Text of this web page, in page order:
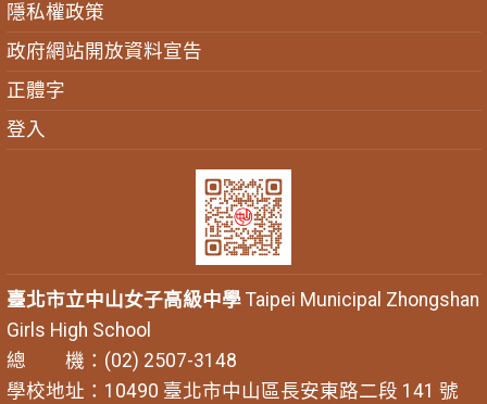
隱私權政策
政府網站開放資料宣告
正體字
登入
臺北市立中山女子高級中學Taipei Municipal Zhongshan
Girls High School
總 機：(02) 2507-3148
學校地址：10490 臺北市中山區長安東路二段 141 號